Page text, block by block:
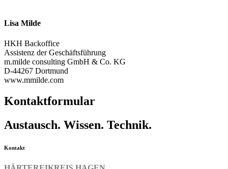
Lisa Milde
HKH Backoffice
Assistenz der Geschäftsführung
m.milde consulting GmbH & Co. KG
D-44267 Dortmund
www.mmilde.com
Kontaktformular
Austausch. Wissen. Technik.
Kontakt